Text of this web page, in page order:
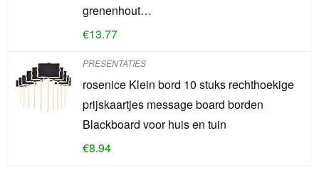
grenenhout…
€13.77
PRESENTATIES
rosenice Klein bord 10 stuks rechthoekige
prijskaartjes message board borden
Blackboard voor huis en tuin
€8.94